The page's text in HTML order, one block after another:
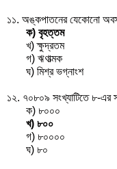
১১. অঙ্কপাতনের যেকোনো
ক) বৃহত্তম
খ) ক্ষুদ্রতম
গ) ঋণাত্মক
ঘ) মিশ্র ভগ্নাংশ
১২. ৭০৮০৯ সংখ্যাটিতে ৮-এর
ক) ৮০০০
খ) ৮০০
গ) ৮০০০০
ঘ) ৮০